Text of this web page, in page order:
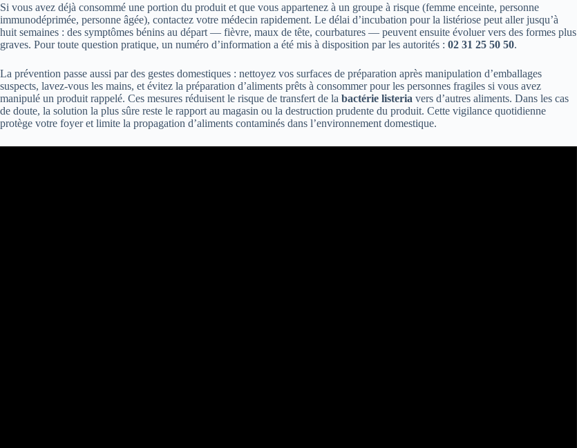
Si vous avez déjà consommé une portion du produit et que vous appartenez à un groupe à risque (femme enceinte, personne
immunodéprimée, personne âgée), contactez votre médecin rapidement. Le délai d’incubation pour la listériose peut aller jusqu’à
huit semaines : des symptômes bénins au départ — fièvre, maux de tête, courbatures — peuvent ensuite évoluer vers des formes plus
graves. Pour toute question pratique, un numéro d’information a été mis à disposition par les autorités : 02 31 25 50 50.
La prévention passe aussi par des gestes domestiques : nettoyez vos surfaces de préparation après manipulation d’emballages
suspects, lavez-vous les mains, et évitez la préparation d’aliments prêts à consommer pour les personnes fragiles si vous avez
manipulé un produit rappelé. Ces mesures réduisent le risque de transfert de la bactérie listeria vers d’autres aliments. Dans les cas
de doute, la solution la plus sûre reste le rapport au magasin ou la destruction prudente du produit. Cette vigilance quotidienne
protège votre foyer et limite la propagation d’aliments contaminés dans l’environnement domestique.